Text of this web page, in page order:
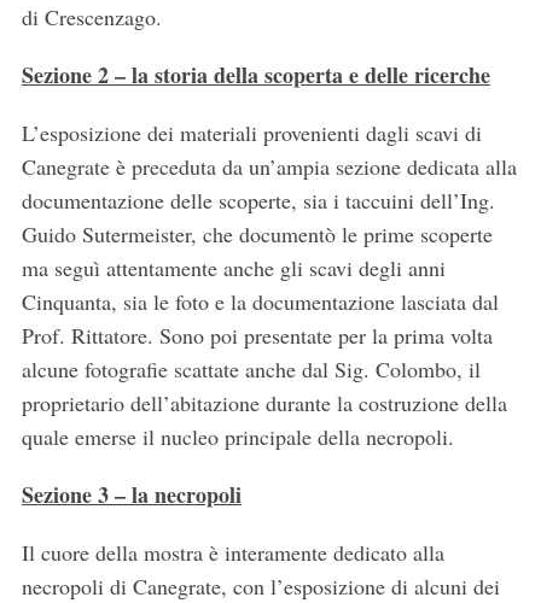
di Crescenzago.
Sezione 2 – la storia della scoperta e delle ricerche
L’esposizione dei materiali provenienti dagli scavi di
Canegrate è preceduta da un’ampia sezione dedicata alla
documentazione delle scoperte, sia i taccuini dell’Ing.
Guido Sutermeister, che documentò le prime scoperte
ma seguì attentamente anche gli scavi degli anni
Cinquanta, sia le foto e la documentazione lasciata dal
Prof. Rittatore. Sono poi presentate per la prima volta
alcune fotografie scattate anche dal Sig. Colombo, il
proprietario dell’abitazione durante la costruzione della
quale emerse il nucleo principale della necropoli.
Sezione 3 – la necropoli
Il cuore della mostra è interamente dedicato alla
necropoli di Canegrate, con l’esposizione di alcuni dei